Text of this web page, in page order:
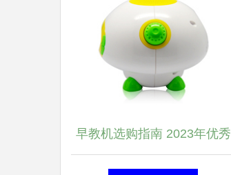
早教机选购指南 2023年优秀